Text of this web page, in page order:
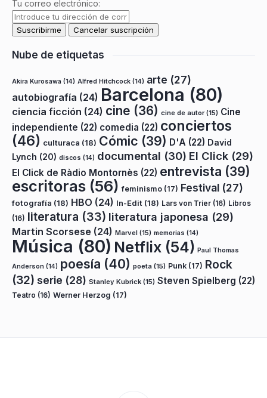
Tu correo electrónico:
Nube de etiquetas
Akira Kurosawa (14) Alfred Hitchcock (14) arte (27)
autobiografía (24) Barcelona (80)
ciencia ficción (24) cine (36) cine de autor(15) Cine
independiente (22) comedia (22) conciertos
(46) culturaca (18) Cómic (39) D'A (22) David
Lynch (20) discos (14) documental (30) El Click (29)
El Click de Ràdio Montornès (22) entrevista (39)
escritoras (56) feminismo (17) Festival (27)
fotografía (18) HBO (24) In-Edit (18) Lars von Trier (16) Libros
(16) literatura (33) literatura japonesa (29)
Martin Scorsese (24) Marvel (15) memorias (14)
Música (80) Netflix (54) Paul Thomas
Anderson (14) poesía (40) poeta (15) Punk (17) Rock
(32) serie (28) Stanley Kubrick (15) Steven Spielberg (22)
Teatro (16) Werner Herzog (17)